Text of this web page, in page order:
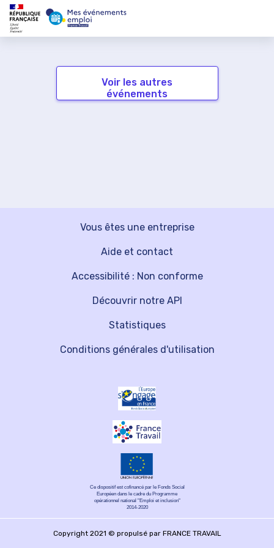
Voir les autres
événements
Vous êtes une entreprise
Découvrir notre API
Aide et contact
Statistiques
Accessibilité : Non conforme
Conditions générales d'utilisation
Ce dispositif est cofinancé par le Fonds Social
Européen dans le cadre du Programme
opérationnel national "Emploi et inclusion"
2014-2020
Copyright 2021 © propulsé par FRANCE TRAVAIL